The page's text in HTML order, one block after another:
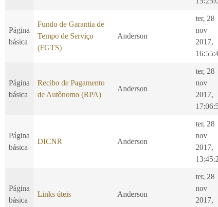
Página
básica
Fundo de Garantia de
Tempo de Serviço
(FGTS)
Anderson
ter, 28
nov
2017,
Página
básica
Recibo de Pagamento
de Autônomo (RPA)
Anderson
ter, 28
nov
2017,
Página
básica
DICNR Anderson
ter, 28
nov
2017,
Página
básica
Links úteis Anderson
ter, 28
nov
2017,